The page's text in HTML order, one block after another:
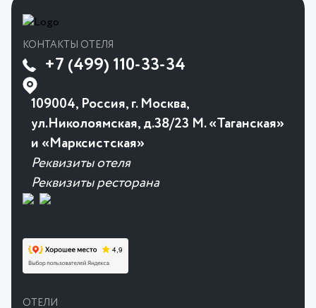
КОНТАКТЫ ОТЕЛЯ
+7 (499) 110-33-34
109004, Россия, г. Москва,
ул.Николоямская, д.38/23 М. «Таганская»
и «Марксистская»
Реквизиты отеля
Реквизиты ресторана
ОТЕЛИ